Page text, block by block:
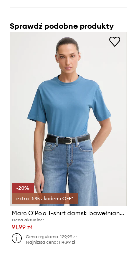
Sprawdź podobne produkty
-20%
extra -5% z kodem: OFF*
Marc O'Polo T-shirt damski bawełniany
Cena aktualna:
91,99 zł
Cena regularna:129,99 zł
Najniższa cena:114,99 zł